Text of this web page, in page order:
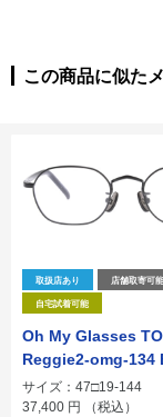
この商品に似た
取扱店あり 店舗取寄可能
自宅試着可能
Oh My Glasses
Reggie2-omg-134
サイズ：47□19-144
37,400 円 （税込）